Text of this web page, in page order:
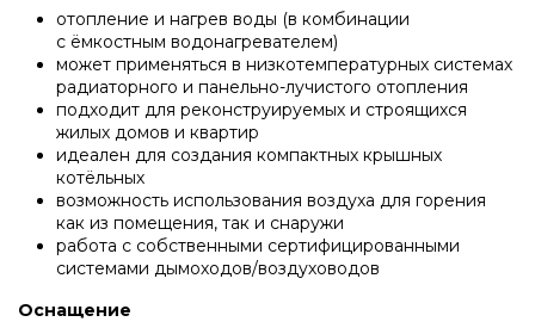
Напольные котлы с атмосферной горелкой
Baxi
Электрические котлы Baxi
Vaillant
отопление и нагрев воды (в комбинации
с ёмкостным водонагревателем)
может применяться в низкотемпературных системах
радиаторного и панельно-лучистого отопления
подходит для реконструируемых и строящихся
жилых домов и квартир
идеален для создания компактных крышных
котёльных
возможность использования воздуха для горения
как из помещения, так и снаружи
работа с собственными сертифицированными
системами дымоходов/воздуховодов
Оснащение